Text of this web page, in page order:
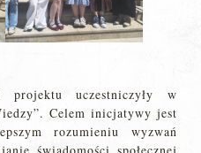
uczestniczyły w
Celem inicjatywy jest
rozumieniu wyzwań